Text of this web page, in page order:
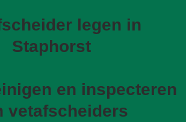
legen in
Staphorst
en inspecteren
vetafscheiders